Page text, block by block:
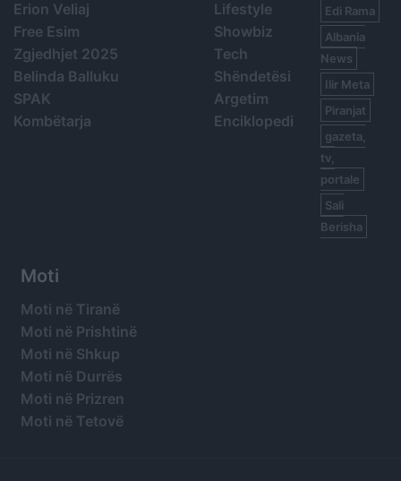
Erion Veliaj
Free Esim
Zgjedhjet 2025
Belinda Balluku
SPAK
Kombëtarja
Lifestyle
Showbiz
Tech
Shëndetësi
Argetim
Enciklopedi
Edi Rama
Albania
News
Ilir Meta
Piranjat
gazeta,
tv,
portale
Sali
Berisha
Moti
Moti në Tiranë
Moti në Prishtinë
Moti në Shkup
Moti në Durrës
Moti në Prizren
Moti në Tetovë